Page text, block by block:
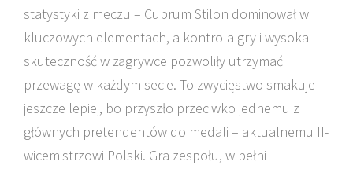
statystyki z meczu – Cuprum Stilon dominował w
kluczowych elementach, a kontrola gry i wysoka
skuteczność w zagrywce pozwoliły utrzymać
przewagę w każdym secie. To zwycięstwo smakuje
jeszcze lepiej, bo przyszło przeciwko jednemu z
głównych pretendentów do medali – aktualnemu II-
wicemistrzowi Polski. Gra zespołu, w pełni